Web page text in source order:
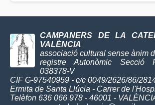
CAMPANERS DE LA
VALÈNCIA
associació cultural sense ànim
registre Autonòmic Secció
038378-V
CIF G-97540959 - c/c 0049/2626/86/
Ermita de Santa Llúcia - Carrer de
Telèfon 636 066 978 - 46001 -